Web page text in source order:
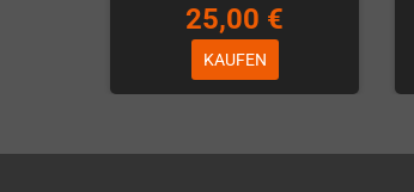
25,00 €
KAUFEN